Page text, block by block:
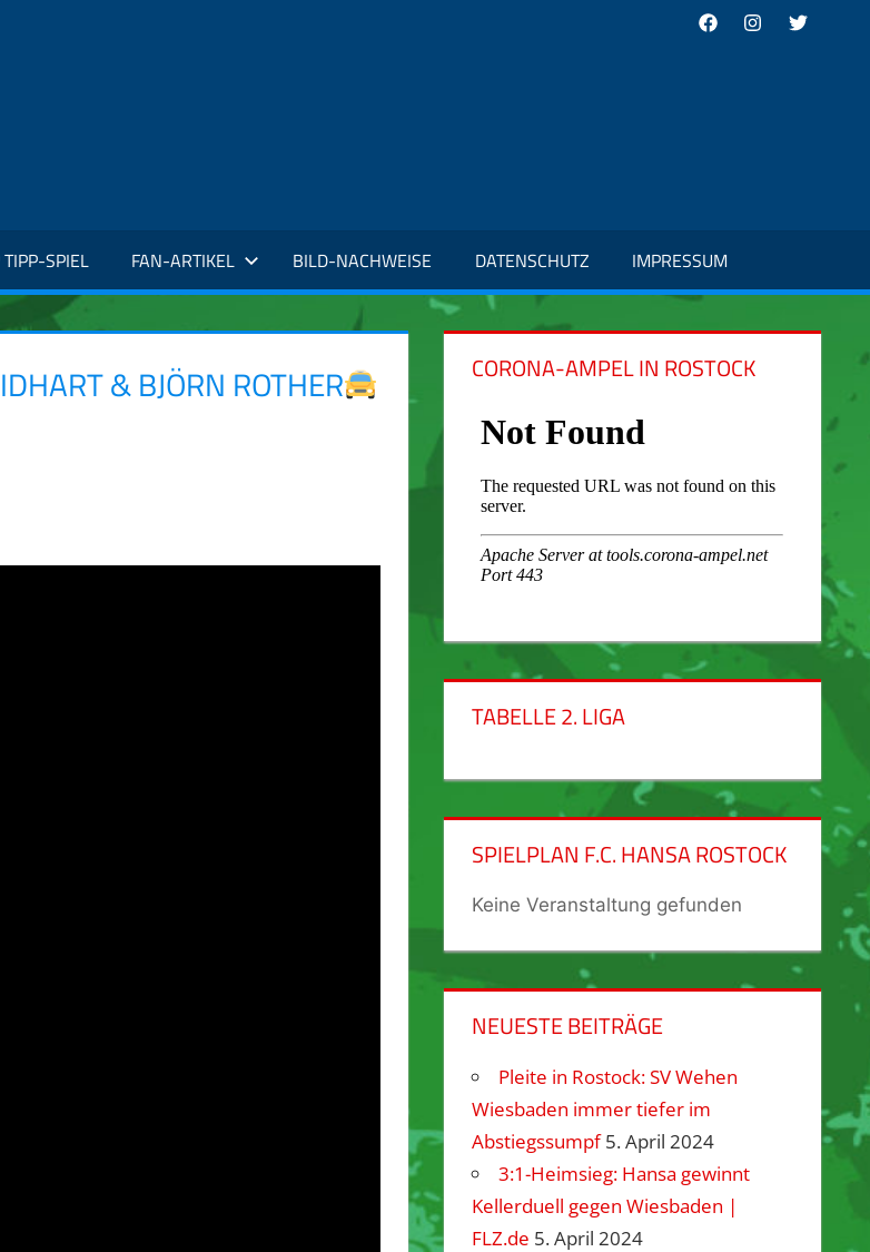
FacebookInstagram
Twitter
TIPP-SPIEL FAN-ARTIKEL BILD-NACHWEISE DATENSCHUTZ IMPRESSUM
& BJÖRN ROTHER
CORONA-AMPEL IN ROSTOCK
TABELLE 2. LIGA
SPIELPLAN F.C. HANSA ROSTOCK
Keine Veranstaltung gefunden
NEUESTE BEITRÄGE
Pleite in Rostock: SV Wehen
Wiesbaden immer tiefer im
Abstiegssumpf 5. April 2024
3:1-Heimsieg: Hansa gewinnt
Kellerduell gegen Wiesbaden |
FLZ.de 5. April 2024